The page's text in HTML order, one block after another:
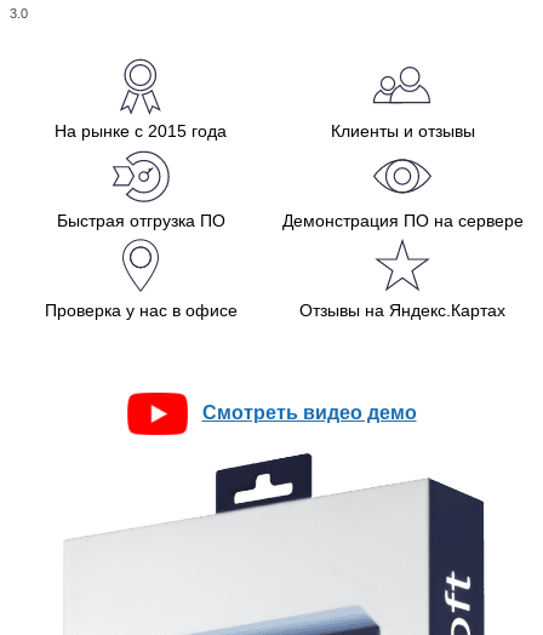
3.0
На рынке с 2015 года Клиенты и отзывы
Быстрая отгрузка ПО Демонстрация ПО на сервере
Проверка у нас в офисе Отзывы на Яндекс.Картах
Смотреть видео демо